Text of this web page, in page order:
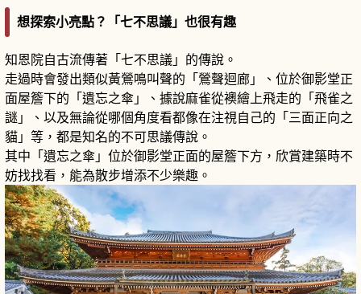
想探索小亮點？「七不思議」也很有趣
知恩院自古流傳著「七不思議」的傳說。
走過時會發出類似黃鶯鳴叫聲的「鶯聲迴廊」、位於御影堂正
面屋簷下的「遺忘之傘」、據說麻雀從襖繪上飛走的「飛雀之
謎」、以及無論從哪個角度看都像在注視自己的「三面正向之
貓」等，都是知名的不可思議傳說。
其中「遺忘之傘」位於御影堂正面的屋簷下方，欣賞建築時不
妨找找看，能為散步增添不少樂趣。